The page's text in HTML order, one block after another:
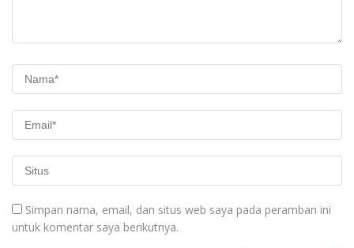
Simpan nama, email, dan situs web saya pada peramban ini
untuk komentar saya berikutnya.